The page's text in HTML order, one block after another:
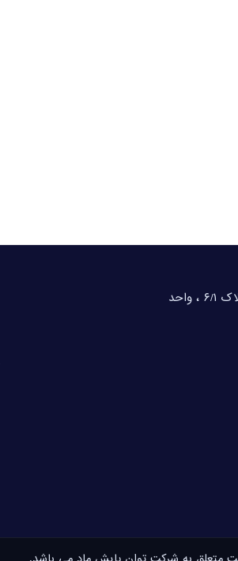
تهران، خیابان شهید بهشتی، خیابان احمد قصیر، کوچه دوازدهم غربی، پلاک ۶/۱ ، واحد